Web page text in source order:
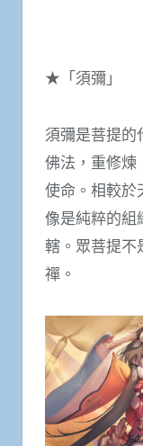
★「須彌」
須彌是菩提的
佛法，重修煉
使命。相較於
像是純粹的組
轄。眾菩提不
禪。